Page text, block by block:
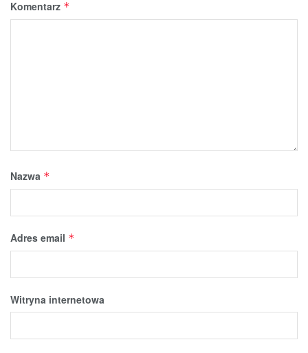
Komentarz *
Nazwa *
Adres email *
Witryna internetowa